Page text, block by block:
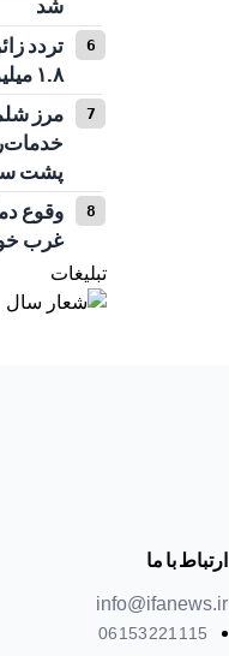
شد
تردد
۱.۸ میلیون نفر گذشت
پشت
غرب
تبلیغات
ارتباط با ما
info@ifanews.ir
06153221115